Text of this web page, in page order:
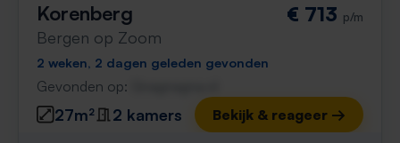
Korenberg
Bergen op Zoom
€ 713 p/m
2 weken, 2 dagen geleden gevonden
Gevonden op:
27m² 2 kamers Bekijk & reageer →